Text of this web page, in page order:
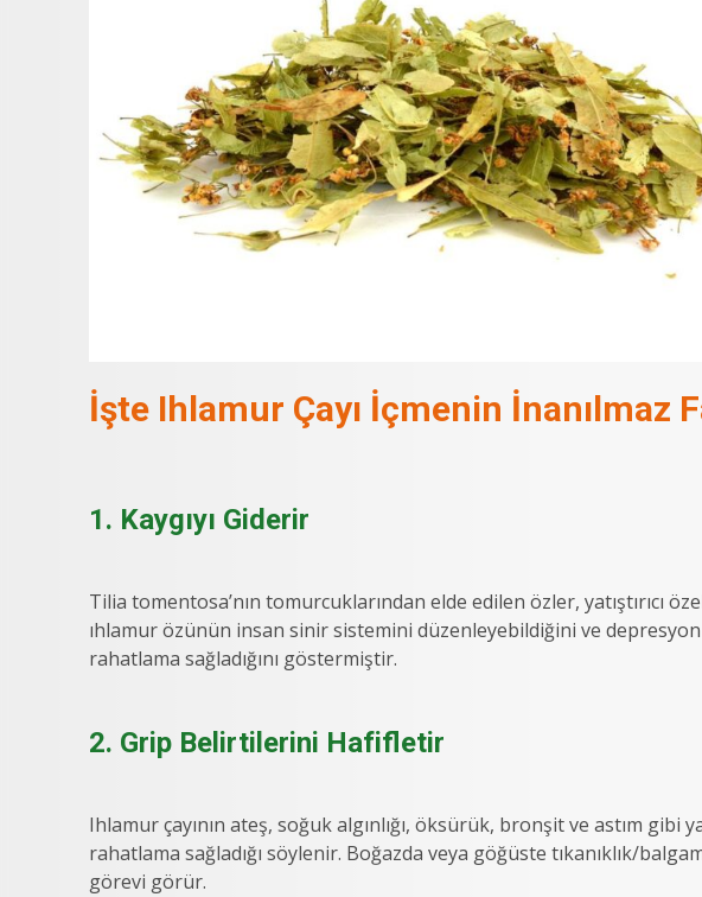
İşte Ihlamur Çayı İçmenin İnanılmaz
1. Kaygıyı Giderir
Tilia tomentosa’nın tomurcuklarından elde edilen özler, yatıştırıcı
ıhlamur özünün insan sinir sistemini düzenleyebildiğini ve
rahatlama sağladığını göstermiştir.
2. Grip Belirtilerini Hafifletir
Ihlamur çayının ateş, soğuk algınlığı, öksürük, bronşit ve astım gibi
rahatlama sağladığı söylenir. Boğazda veya göğüste tıkanıklık/
görevi görür.